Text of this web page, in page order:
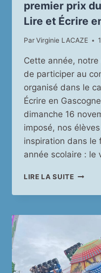
premier prix
Lire et Écrire
ParVirginie LACAZE
Cette année,
de participer au
organisé dans le
Écrire en
dimanche 16
imposé, nos
inspiration dans le
année scolaire : le
LIRE LA SUITENOS
DE
PRIX
DU